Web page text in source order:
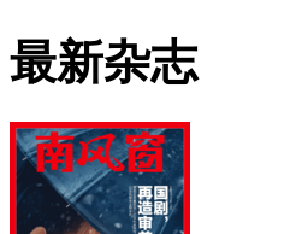
最新杂志